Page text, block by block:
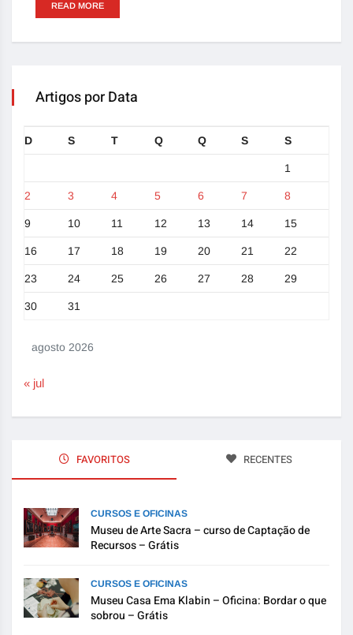
READ MORE
Artigos por Data
agosto 2026
D S T Q Q S S
1
2 3 4 5 6 7 8
9 10 11 12 13 14 15
16 17 18 19 20 21 22
23 24 25 26 27 28 29
30 31
« jul
FAVORITOS RECENTES
CURSOS E OFICINAS
Museu de Arte Sacra – curso de Captação de
Recursos – Grátis
CURSOS E OFICINAS
Museu Casa Ema Klabin – Oficina: Bordar o que
sobrou – Grátis